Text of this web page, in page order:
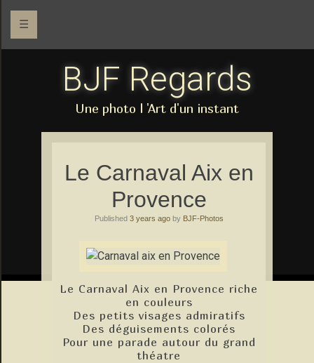
☰
BJF Regards
Une photo l 'Art d'un instant
Le Carnaval Aix en
Provence
Published 3 years agoby BJF-Photos
Le Carnaval Aix en Provence riche
en couleurs
Des petits visages admiratifs
Des déguisements colorés
Pour une parade autour du grand
théatre